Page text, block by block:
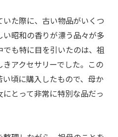
た際に、古い物品がいくつ
昭和の香りが漂う品々が多
も特に目を引いたのは、祖
アクセサリーでした。この
頃に購入したもので、母か
とって非常に特別な品だっ